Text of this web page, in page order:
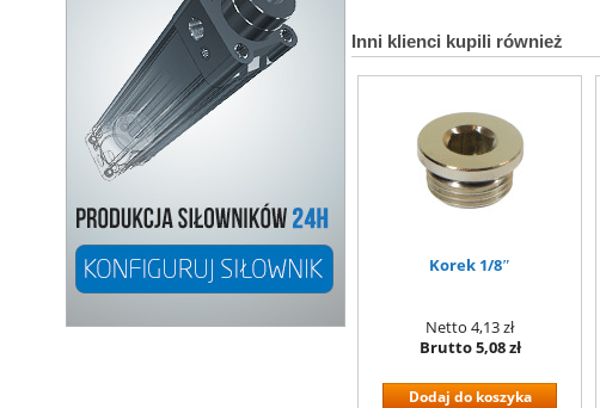
Inni klienci kupili również
Korek 1/8″
Netto 4,13 zł
Brutto5,08 zł
Dodaj do koszyka